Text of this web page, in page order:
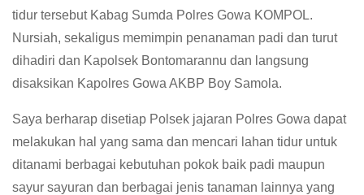
tidur tersebut Kabag Sumda Polres Gowa KOMPOL.
Nursiah, sekaligus memimpin penanaman padi dan turut
dihadiri dan Kapolsek Bontomarannu dan langsung
disaksikan Kapolres Gowa AKBP Boy Samola.
Saya berharap disetiap Polsek jajaran Polres Gowa dapat
melakukan hal yang sama dan mencari lahan tidur untuk
ditanami berbagai kebutuhan pokok baik padi maupun
sayur sayuran dan berbagai jenis tanaman lainnya yang